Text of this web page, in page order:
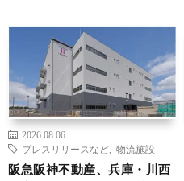
2026.08.06
プレスリリースなど
物流施設
阪急阪神不動産、兵庫・川西